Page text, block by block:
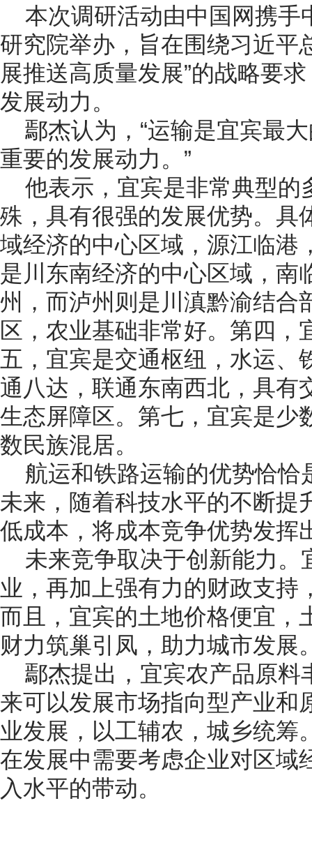
本次调研活动由中国网携手
研究院举办，旨在围绕习近平
展推送高质量发展”的战略要
发展动力。
鄢杰认为，“运输是宜宾最
重要的发展动力。”
他表示，宜宾是非常典型的
殊，具有很强的发展优势。具
域经济的中心区域，源江临港
是川东南经济的中心区域，南
州，而泸州则是川滇黔渝结合
区，农业基础非常好。第四，
五，宜宾是交通枢纽，水运、
通八达，联通东南西北，具有
生态屏障区。第七，宜宾是少
数民族混居。
航运和铁路运输的优势恰恰
未来，随着科技水平的不断提
低成本，将成本竞争优势发挥
未来竞争取决于创新能力。
业，再加上强有力的财政支持
而且，宜宾的土地价格便宜，
财力筑巢引凤，助力城市发展
鄢杰提出，宜宾农产品原料
来可以发展市场指向型产业和
业发展，以工辅农，城乡统筹
在发展中需要考虑企业对区域
入水平的带动。